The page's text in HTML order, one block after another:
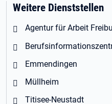
Weitere Dienststellen
Agentur für Arbeit
Emmendingen
Müllheim
Titisee-Neustadt